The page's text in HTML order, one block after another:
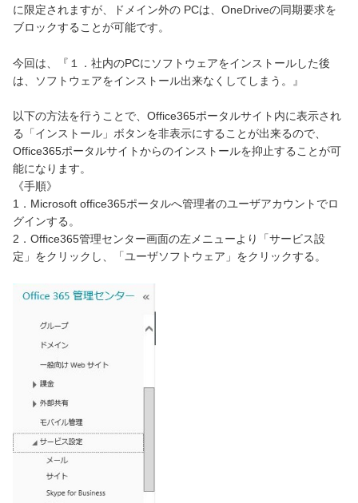
に限定されますが、ドメイン外の PCは、OneDriveの同期要求を
ブロックすることが可能です。
今回は、『１．社内のPCにソフトウェアをインストールした後
は、ソフトウェアをインストール出来なくしてしまう。』
以下の方法を行うことで、Office365ポータルサイト内に表示され
る「インストール」ボタンを非表示にすることが出来るので、
Office365ポータルサイトからのインストールを抑止することが可
能になります。
《手順》
1．Microsoft office365ポータルへ管理者のユーザアカウントでロ
グインする。
2．Office365管理センター画面の左メニューより「サービス設
定」をクリックし、「ユーザソフトウェア」をクリックする。